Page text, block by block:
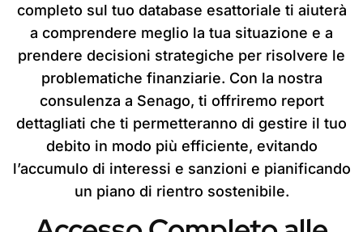
completo sul tuo database esattoriale ti aiuterà
a comprendere meglio la tua situazione e a
prendere decisioni strategiche per risolvere le
problematiche finanziarie. Con la nostra
consulenza a Senago, ti offriremo report
dettagliati che ti permetteranno di gestire il tuo
debito in modo più efficiente, evitando
l’accumulo di interessi e sanzioni e pianificando
un piano di rientro sostenibile.